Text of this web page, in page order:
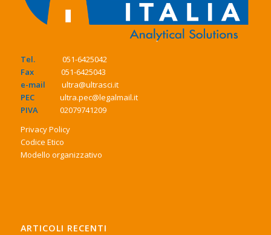
Tel. 051-6425042
Fax 051-6425043
e-mail ultra@ultrasci.it
PECultra.pec@legalmail.it
PIVA02079741209
Privacy Policy
Codice Etico
Modello organizzativo
ARTICOLI RECENTI